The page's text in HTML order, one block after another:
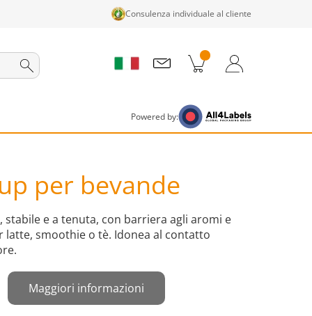
Consulenza individuale al cliente
Powered by:
per bevande
stabile e a tenuta, con barriera agli aromi e
latte, smoothie o tè. Idonea al contatto
Maggiori informazioni